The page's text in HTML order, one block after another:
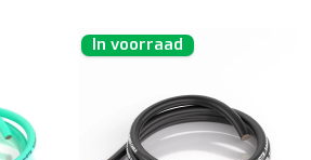
In voorraad